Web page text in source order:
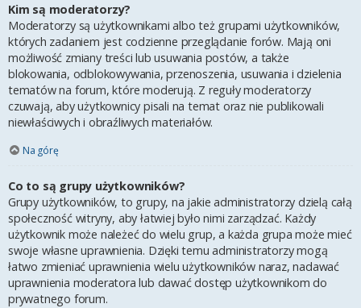
Kim są moderatorzy?
Moderatorzy są użytkownikami albo też grupami użytkowników,
których zadaniem jest codzienne przeglądanie forów. Mają oni
możliwość zmiany treści lub usuwania postów, a także
blokowania, odblokowywania, przenoszenia, usuwania i dzielenia
tematów na forum, które moderują. Z reguły moderatorzy
czuwają, aby użytkownicy pisali na temat oraz nie publikowali
niewłaściwych i obraźliwych materiałów.
Na górę
Co to są grupy użytkowników?
Grupy użytkowników, to grupy, na jakie administratorzy dzielą całą
społeczność witryny, aby łatwiej było nimi zarządzać. Każdy
użytkownik może należeć do wielu grup, a każda grupa może mieć
swoje własne uprawnienia. Dzięki temu administratorzy mogą
łatwo zmieniać uprawnienia wielu użytkowników naraz, nadawać
uprawnienia moderatora lub dawać dostęp użytkownikom do
prywatnego forum.